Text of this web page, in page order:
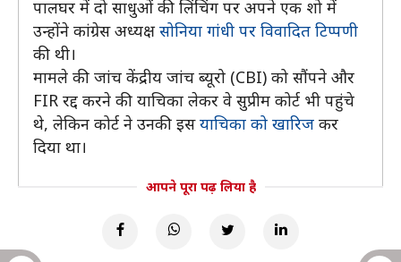
पालघर में दो साधुओं की लिंचिंग पर अपने एक शो में
उन्होंने कांग्रेस अध्यक्षसोनिया गांधी पर विवादित टिप्पणी
की थी।
मामले की जांच केंद्रीय जांच ब्यूरो (CBI) को सौंपने और
FIR रद्द करने की याचिका लेकर वे सुप्रीम कोर्ट भी पहुंचे
थे, लेकिन कोर्ट ने उनकी इसयाचिका को खारिज कर
दिया था।
आपने पूरा पढ़ लिया है